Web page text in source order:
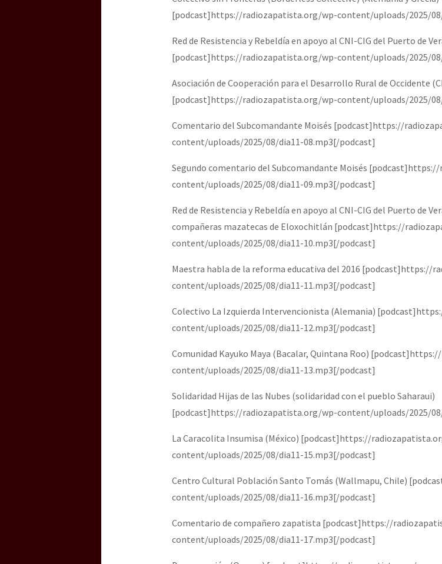
[podcast]https://radiozapatista.org/wp-content/uploads/2025/
Red de Resistencia y Rebeldía en apoyo al CNI-CIG del Puerto de
[podcast]https://radiozapatista.org/wp-content/uploads/2025/
Asociación de Cooperación para el Desarrollo Rural de Occidente
[podcast]https://radiozapatista.org/wp-content/uploads/2025/
Comentario del Subcomandante Moisés [podcast]https://
content/uploads/2025/08/dia11-08.mp3[/podcast]
Segundo comentario del Subcomandante Moisés
content/uploads/2025/08/dia11-09.mp3[/podcast]
Red de Resistencia y Rebeldía en apoyo al CNI-CIG del Puerto de
compañeras mazatecas de Eloxochitlán [podcast]https://
content/uploads/2025/08/dia11-10.mp3[/podcast]
Maestra habla de la reforma educativa del 2016 [podcast]https://
content/uploads/2025/08/dia11-11.mp3[/podcast]
Colectivo La Izquierda Intervencionista (Alemania)
content/uploads/2025/08/dia11-12.mp3[/podcast]
Comunidad Kayuko Maya (Bacalar, Quintana Roo)
content/uploads/2025/08/dia11-13.mp3[/podcast]
Solidaridad Hijas de las Nubes (solidaridad con el pueblo Saharaui)
[podcast]https://radiozapatista.org/wp-content/uploads/2025/
La Caracolita Insumisa (México) [podcast]https://
content/uploads/2025/08/dia11-15.mp3[/podcast]
Centro Cultural Población Santo Tomás (Wallmapu, Chile)
content/uploads/2025/08/dia11-16.mp3[/podcast]
Comentario de compañero zapatista [podcast]https://
content/uploads/2025/08/dia11-17.mp3[/podcast]